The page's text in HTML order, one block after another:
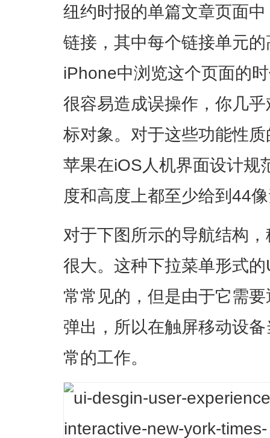
纽约时报的单篇文章页面
链接，其中每个链接单元
iPhone中浏览这个页面的
很容易造成误操作，你几
标对象。对于这些功能性
苹果在iOS人机界面设计规
度和高度上都至少给到44
对于下图所示的导航结构
很大。这种下拉菜单形式
常常见的，但是由于它需
弹出，所以在触屏移动设
常的工作。